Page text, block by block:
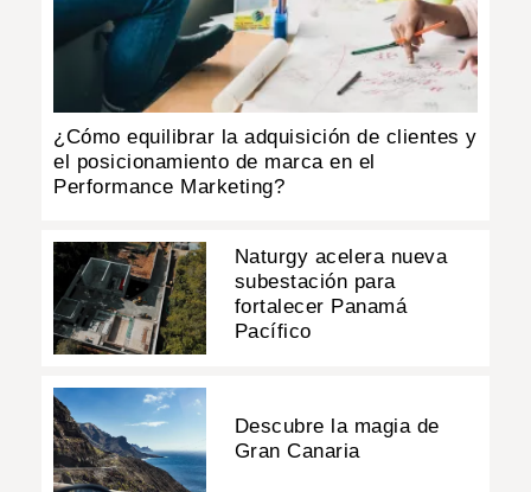
¿Cómo equilibrar la adquisición de clientes y
el posicionamiento de marca en el
Performance Marketing?
Naturgy acelera nueva
subestación para
fortalecer Panamá
Pacífico
Descubre la magia de
Gran Canaria